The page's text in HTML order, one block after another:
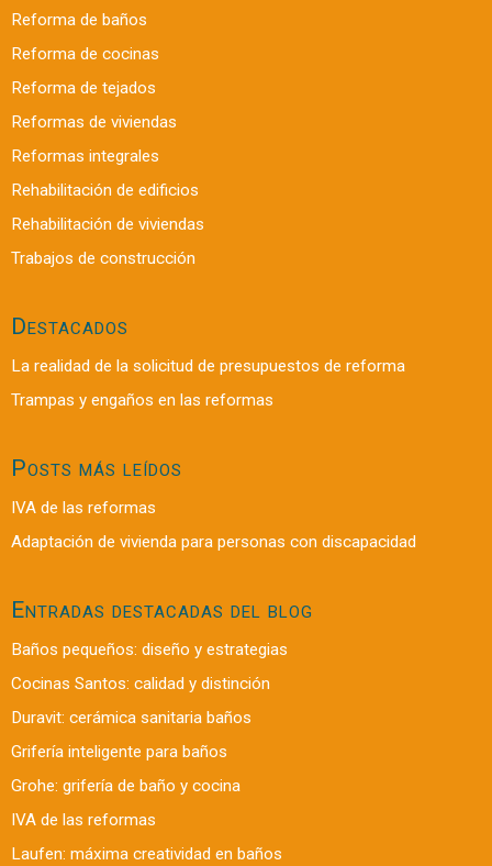
Reforma de baños
Reforma de cocinas
Reforma de tejados
Reformas de viviendas
Reformas integrales
Rehabilitación de edificios
Rehabilitación de viviendas
Trabajos de construcción
Destacados
La realidad de la solicitud de presupuestos de reforma
Trampas y engaños en las reformas
Posts más leídos
IVA de las reformas
Adaptación de vivienda para personas con discapacidad
Entradas destacadas del blog
Baños pequeños: diseño y estrategias
Cocinas Santos: calidad y distinción
Duravit: cerámica sanitaria baños
Grifería inteligente para baños
Grohe: grifería de baño y cocina
IVA de las reformas
Laufen: máxima creatividad en baños